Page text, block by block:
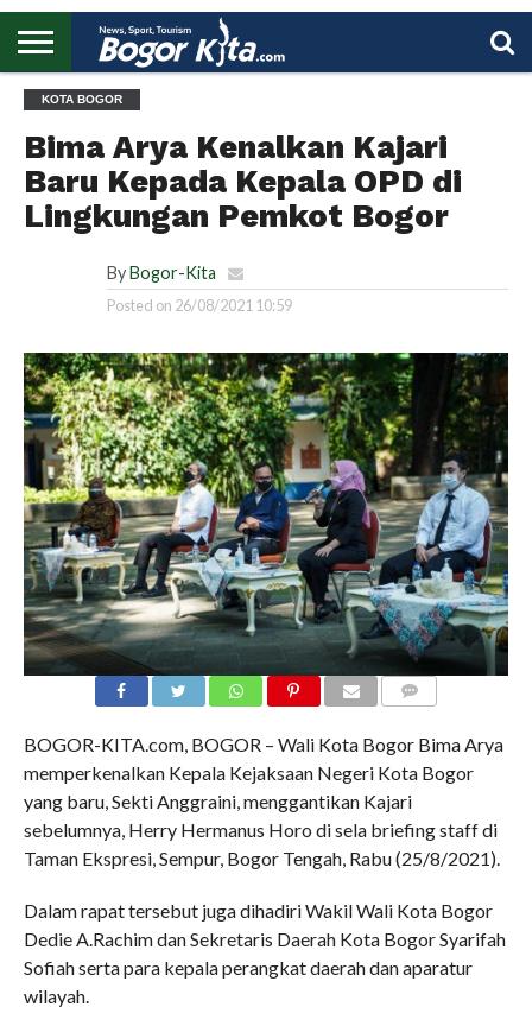
BOGOR
REGIONAL
NASIONAL
PENDIDIKAN
WISATA
OLAHRAGA
LAPORAN
PROFIL
KOTA BOGOR
Bima Arya Kenalkan Kajari
Baru Kepada Kepala OPD di
Lingkungan Pemkot Bogor
By Bogor-Kita
Posted on 26/08/2021 10:59
BOGOR-KITA.com, BOGOR – Wali Kota Bogor Bima Arya
memperkenalkan Kepala Kejaksaan Negeri Kota Bogor
yang baru, Sekti Anggraini, menggantikan Kajari
sebelumnya, Herry Hermanus Horo di sela briefing staff di
Taman Ekspresi, Sempur, Bogor Tengah, Rabu (25/8/2021).
Dalam rapat tersebut juga dihadiri Wakil Wali Kota Bogor
Dedie A.Rachim dan Sekretaris Daerah Kota Bogor Syarifah
Sofiah serta para kepala perangkat daerah dan aparatur
wilayah.